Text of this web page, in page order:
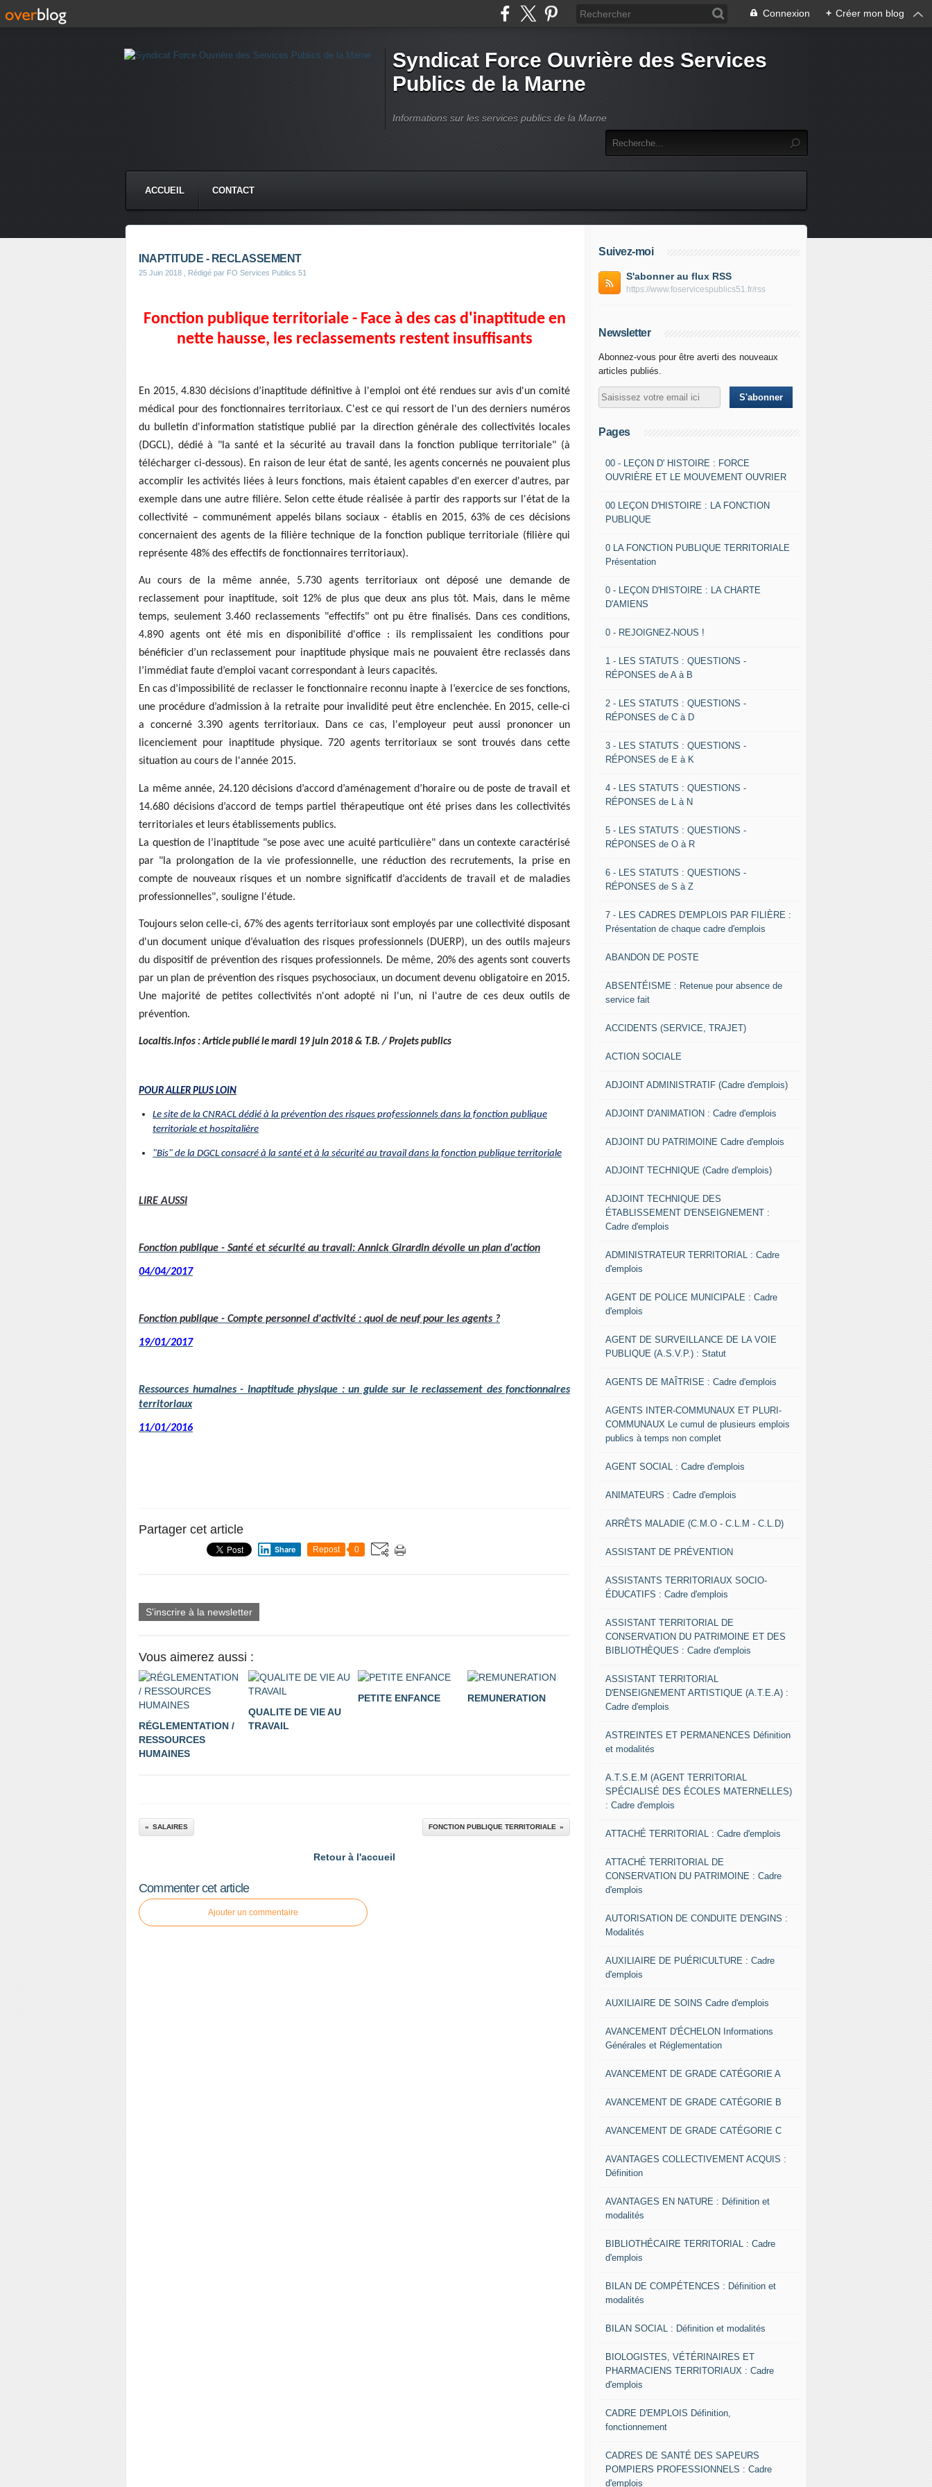
Connexion + Créer mon blog
Syndicat Force Ouvrière des Services
Publics de la Marne
Informations sur les services publics de la Marne
ACCUEIL CONTACT
INAPTITUDE - RECLASSEMENT
25 Juin 2018 , Rédigé par FO Services Publics 51
Fonction publique territoriale - Face à des cas d'inaptitude en
nette hausse, les reclassements restent insuffisants
En 2015, 4.830 décisions d’inaptitude définitive à l'emploi ont été rendues sur avis d'un comité
médical pour des fonctionnaires territoriaux. C'est ce qui ressort de l'un des derniers numéros
du bulletin d'information statistique publié par la direction générale des collectivités locales
(DGCL), dédié à "la santé et la sécurité au travail dans la fonction publique territoriale" (à
télécharger ci-dessous). En raison de leur état de santé, les agents concernés ne pouvaient plus
accomplir les activités liées à leurs fonctions, mais étaient capables d'en exercer d'autres, par
exemple dans une autre filière. Selon cette étude réalisée à partir des rapports sur l'état de la
collectivité – communément appelés bilans sociaux - établis en 2015, 63% de ces décisions
concernaient des agents de la filière technique de la fonction publique territoriale (filière qui
représente 48% des effectifs de fonctionnaires territoriaux).
Au cours de la même année, 5.730 agents territoriaux ont déposé une demande de
reclassement pour inaptitude, soit 12% de plus que deux ans plus tôt. Mais, dans le même
temps, seulement 3.460 reclassements "effectifs" ont pu être finalisés. Dans ces conditions,
4.890 agents ont été mis en disponibilité d'office : ils remplissaient les conditions pour
bénéficier d’un reclassement pour inaptitude physique mais ne pouvaient être reclassés dans
l’immédiat faute d’emploi vacant correspondant à leurs capacités.
En cas d’impossibilité de reclasser le fonctionnaire reconnu inapte à l’exercice de ses fonctions,
une procédure d’admission à la retraite pour invalidité peut être enclenchée. En 2015, celle-ci
a concerné 3.390 agents territoriaux. Dans ce cas, l'employeur peut aussi prononcer un
licenciement pour inaptitude physique. 720 agents territoriaux se sont trouvés dans cette
situation au cours de l'année 2015.
La même année, 24.120 décisions d’accord d’aménagement d’horaire ou de poste de travail et
14.680 décisions d’accord de temps partiel thérapeutique ont été prises dans les collectivités
territoriales et leurs établissements publics.
La question de l’inaptitude "se pose avec une acuité particulière" dans un contexte caractérisé
par "la prolongation de la vie professionnelle, une réduction des recrutements, la prise en
compte de nouveaux risques et un nombre significatif d’accidents de travail et de maladies
professionnelles", souligne l'étude.
Toujours selon celle-ci, 67% des agents territoriaux sont employés par une collectivité disposant
d'un document unique d’évaluation des risques professionnels (DUERP), un des outils majeurs
du dispositif de prévention des risques professionnels. De même, 20% des agents sont couverts
par un plan de prévention des risques psychosociaux, un document devenu obligatoire en 2015.
Une majorité de petites collectivités n'ont adopté ni l'un, ni l'autre de ces deux outils de
prévention.
Localtis.infos : Article publié le mardi 19 juin 2018 & T.B. / Projets publics
POUR ALLER PLUS LOIN
Le site de la CNRACL dédié à la prévention des risques professionnels dans la fonction publique
territoriale et hospitalière
"Bis" de la DGCL consacré à la santé et à la sécurité au travail dans la fonction publique territoriale
LIRE AUSSI
Fonction publique - Santé et sécurité au travail: Annick Girardin dévoile un plan d'action
04/04/2017
Fonction publique - Compte personnel d'activité : quoi de neuf pour les agents ?
19/01/2017
Ressources humaines - Inaptitude physique : un guide sur le reclassement des fonctionnaires
territoriaux
11/01/2016
Partager cet article
Share Repost 0
S'inscrire à la newsletter
Vous aimerez aussi :
RÉGLEMENTATION /
RESSOURCES
HUMAINES
QUALITE DE VIE AU
TRAVAIL
PETITE ENFANCE REMUNERATION
SALAIRES FONCTION PUBLIQUE TERRITORIALE
Retour à l'accueil
Commenter cet article
Ajouter un commentaire
Suivez-moi
S'abonner au flux RSS
https://www.foservicespublics51.fr/rss
Newsletter
Abonnez-vous pour être averti des nouveaux
articles publiés.
Pages
00 - LEÇON D' HISTOIRE : FORCE
OUVRIÈRE ET LE MOUVEMENT OUVRIER
00 LEÇON D'HISTOIRE : LA FONCTION
PUBLIQUE
0 LA FONCTION PUBLIQUE TERRITORIALE
Présentation
0 - LEÇON D'HISTOIRE : LA CHARTE
D'AMIENS
0 - REJOIGNEZ-NOUS !
1 - LES STATUTS : QUESTIONS -
RÉPONSES de A à B
2 - LES STATUTS : QUESTIONS -
RÉPONSES de C à D
3 - LES STATUTS : QUESTIONS -
RÉPONSES de E à K
4 - LES STATUTS : QUESTIONS -
RÉPONSES de L à N
5 - LES STATUTS : QUESTIONS -
RÉPONSES de O à R
6 - LES STATUTS : QUESTIONS -
RÉPONSES de S à Z
7 - LES CADRES D'EMPLOIS PAR FILIÈRE :
Présentation de chaque cadre d'emplois
ABANDON DE POSTE
ABSENTÉISME : Retenue pour absence de
service fait
ACCIDENTS (SERVICE, TRAJET)
ACTION SOCIALE
ADJOINT ADMINISTRATIF (Cadre d'emplois)
ADJOINT D'ANIMATION : Cadre d'emplois
ADJOINT DU PATRIMOINE Cadre d'emplois
ADJOINT TECHNIQUE (Cadre d'emplois)
ADJOINT TECHNIQUE DES
ÉTABLISSEMENT D'ENSEIGNEMENT :
Cadre d'emplois
ADMINISTRATEUR TERRITORIAL : Cadre
d'emplois
AGENT DE POLICE MUNICIPALE : Cadre
d'emplois
AGENT DE SURVEILLANCE DE LA VOIE
PUBLIQUE (A.S.V.P.) : Statut
AGENTS DE MAÎTRISE : Cadre d'emplois
AGENTS INTER-COMMUNAUX ET PLURI-
COMMUNAUX Le cumul de plusieurs emplois
publics à temps non complet
AGENT SOCIAL : Cadre d'emplois
ANIMATEURS : Cadre d'emplois
ARRÊTS MALADIE (C.M.O - C.L.M - C.L.D)
ASSISTANT DE PRÉVENTION
ASSISTANTS TERRITORIAUX SOCIO-
ÉDUCATIFS : Cadre d'emplois
ASSISTANT TERRITORIAL DE
CONSERVATION DU PATRIMOINE ET DES
BIBLIOTHÈQUES : Cadre d'emplois
ASSISTANT TERRITORIAL
D'ENSEIGNEMENT ARTISTIQUE (A.T.E.A) :
Cadre d'emplois
ASTREINTES ET PERMANENCES Définition
et modalités
A.T.S.E.M (AGENT TERRITORIAL
SPÉCIALISÉ DES ÉCOLES MATERNELLES)
: Cadre d'emplois
ATTACHÉ TERRITORIAL : Cadre d'emplois
ATTACHÉ TERRITORIAL DE
CONSERVATION DU PATRIMOINE : Cadre
d'emplois
AUTORISATION DE CONDUITE D'ENGINS :
Modalités
AUXILIAIRE DE PUÉRICULTURE : Cadre
d'emplois
AUXILIAIRE DE SOINS Cadre d'emplois
AVANCEMENT D'ÉCHELON Informations
Générales et Réglementation
AVANCEMENT DE GRADE CATÉGORIE A
AVANCEMENT DE GRADE CATÉGORIE B
AVANCEMENT DE GRADE CATÉGORIE C
AVANTAGES COLLECTIVEMENT ACQUIS :
Définition
AVANTAGES EN NATURE : Définition et
modalités
BIBLIOTHÉCAIRE TERRITORIAL : Cadre
d'emplois
BILAN DE COMPÉTENCES : Définition et
modalités
BILAN SOCIAL : Définition et modalités
BIOLOGISTES, VÉTÉRINAIRES ET
PHARMACIENS TERRITORIAUX : Cadre
d'emplois
CADRE D'EMPLOIS Définition,
fonctionnement
CADRES DE SANTÉ DES SAPEURS
POMPIERS PROFESSIONNELS : Cadre
d'emplois